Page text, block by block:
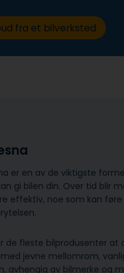
fra et bilverksted
er en av de viktigste
gi bilen din. Over tid blir
effektiv, noe som kan føre
de fleste bilprodusenter at
jevne mellomrom,
avhengig av bilmerke og